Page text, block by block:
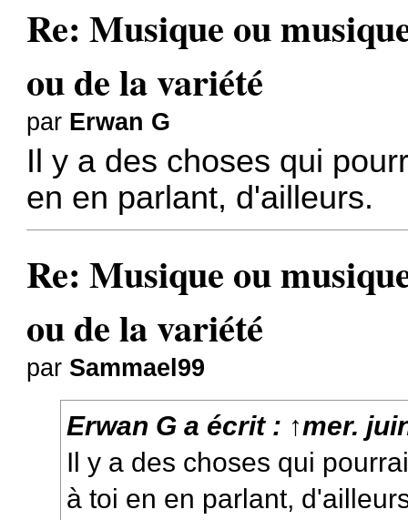
Re: Musique ou
ou de la variété
par Erwan G
Il y a des choses qui
en en parlant, d'ailleurs.
Re: Musique ou
ou de la variété
par Sammael99
Erwan G a écrit : ↑mer.
Il y a des choses qui
à toi en en parlant,